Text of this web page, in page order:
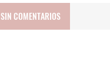
SIN COMENTARIOS